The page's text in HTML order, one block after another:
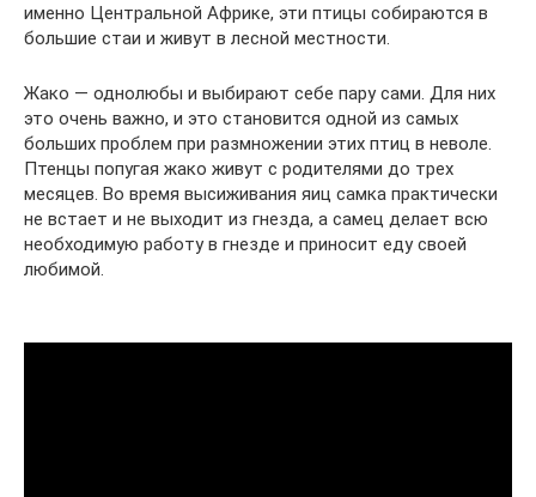
именно Центральной Африке, эти птицы собираются в
большие стаи и живут в лесной местности.
Жако — однолюбы и выбирают себе пару сами. Для них
это очень важно, и это становится одной из самых
больших проблем при размножении этих птиц в неволе.
Птенцы попугая жако живут с родителями до трех
месяцев. Во время высиживания яиц самка практически
не встает и не выходит из гнезда, а самец делает всю
необходимую работу в гнезде и приносит еду своей
любимой.